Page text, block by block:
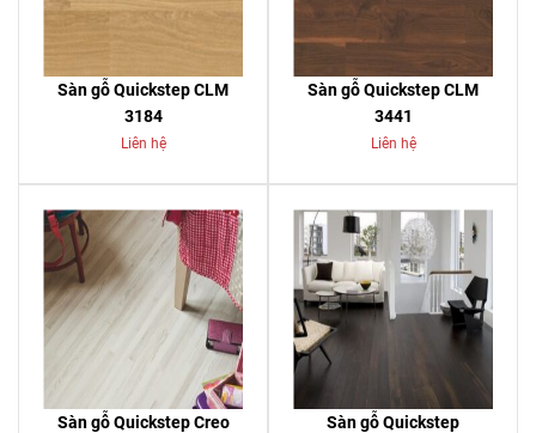
Sàn gỗ Quickstep CLM
3184
Liên hệ
Sàn gỗ Quickstep CLM
3441
Liên hệ
Sàn gỗ Quickstep Creo
Sàn gỗ Quickstep